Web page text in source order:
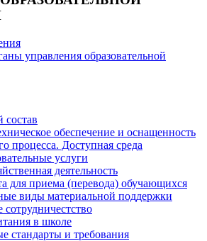
управления образовательной
состав
обеспечение и оснащенность
процесса. Доступная среда
услуги
деятельность
для приема (перевода) обучающихся
виды материальной поддержки
в школе
стандарты и требования